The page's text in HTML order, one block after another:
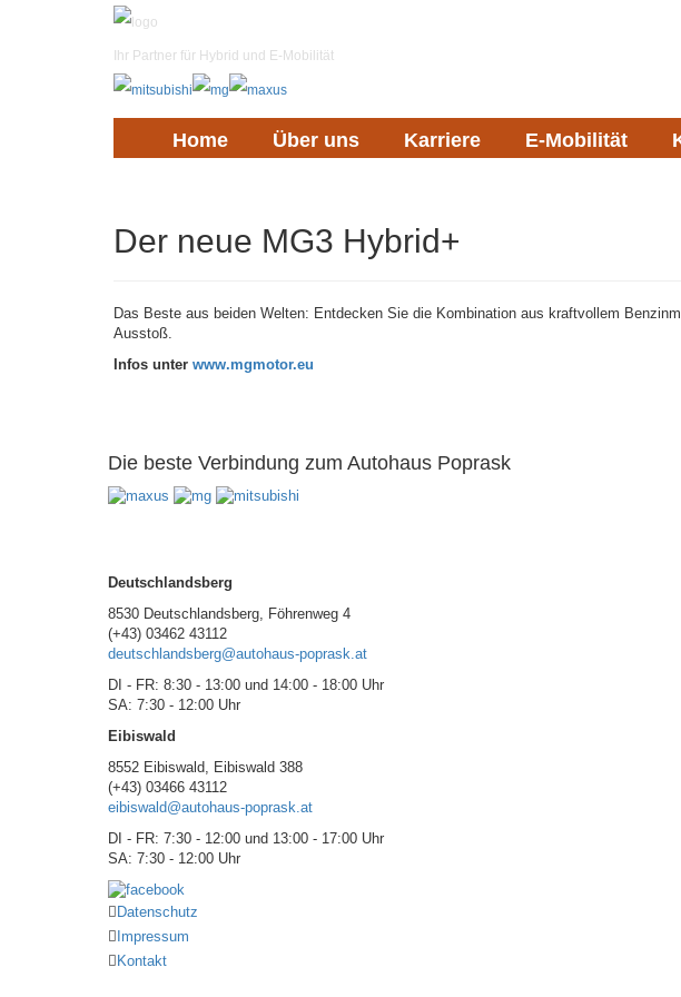
Ihr Partner für Hybrid und E-Mobilität
Home Über uns Karriere E-Mobilität
Der neue MG3 Hybrid+
Das Beste aus beiden Welten: Entdecken Sie die Kombination aus kraftvollem
Ausstoß.
Infos unter www.mgmotor.eu
Die beste Verbindung zum Autohaus Poprask
Deutschlandsberg
8530 Deutschlandsberg, Föhrenweg 4
(+43) 03462 43112
deutschlandsberg@autohaus-poprask.at
DI - FR: 8:30 - 13:00 und 14:00 - 18:00 Uhr
SA: 7:30 - 12:00 Uhr
Eibiswald
8552 Eibiswald, Eibiswald 388
(+43) 03466 43112
eibiswald@autohaus-poprask.at
DI - FR: 7:30 - 12:00 und 13:00 - 17:00 Uhr
SA: 7:30 - 12:00 Uhr
Datenschutz
Impressum
Kontakt